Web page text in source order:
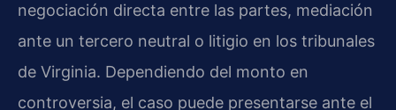
negociación directa entre las partes, mediación
ante un tercero neutral o litigio en los tribunales
de Virginia. Dependiendo del monto en
controversia, el caso puede presentarse ante el